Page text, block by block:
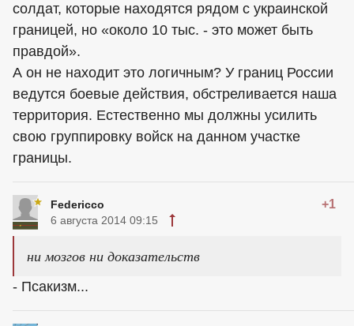
солдат, которые находятся рядом с украинской
границей, но «около 10 тыс. - это может быть
правдой».
А он не находит это логичным? У границ России
ведутся боевые действия, обстреливается наша
территория. Естественно мы должны усилить
свою группировку войск на данном участке
границы.
Federicco +1
6 августа 2014 09:15
ни мозгов ни доказательств
- Псакизм...